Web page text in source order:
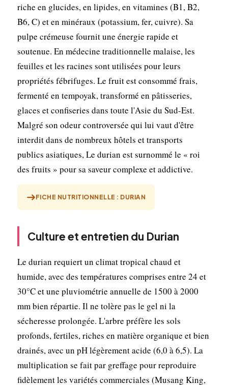
riche en glucides, en lipides, en vitamines (B1, B2,
B6, C) et en minéraux (potassium, fer, cuivre). Sa
pulpe crémeuse fournit une énergie rapide et
soutenue. En médecine traditionnelle malaise, les
feuilles et les racines sont utilisées pour leurs
propriétés fébrifuges. Le fruit est consommé frais,
fermenté en tempoyak, transformé en pâtisseries,
glaces et confiseries dans toute l'Asie du Sud-Est.
Malgré son odeur controversée qui lui vaut d'être
interdit dans de nombreux hôtels et transports
publics asiatiques, Le durian est surnommé le « roi
des fruits » pour sa saveur complexe et addictive.
FICHE NUTRITIONNELLE : DURIAN
Culture et entretien du Durian
Le durian requiert un climat tropical chaud et
humide, avec des températures comprises entre 24 et
30°C et une pluviométrie annuelle de 1500 à 2000
mm bien répartie. Il ne tolère pas le gel ni la
sécheresse prolongée. L'arbre préfère les sols
profonds, fertiles, riches en matière organique et bien
drainés, avec un pH légèrement acide (6,0 à 6,5). La
multiplication se fait par greffage pour reproduire
fidèlement les variétés commerciales (Musang King,